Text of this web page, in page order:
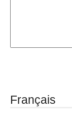
Français